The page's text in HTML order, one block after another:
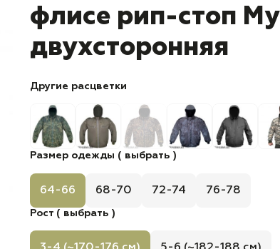
флисе рип-стоп
двухсторонняя
Другие расцветки
Размер одежды ( выбрать )
64-66 68-70 72-74 76-78
Рост ( выбрать )